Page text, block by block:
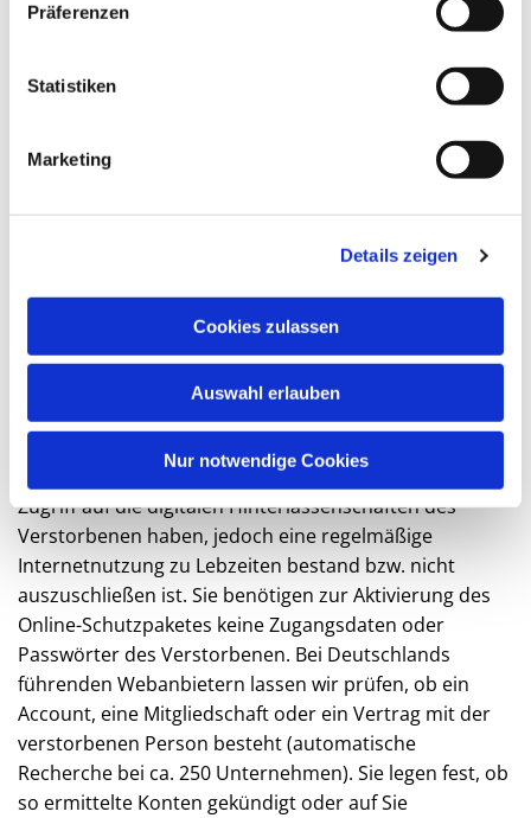
Präferenzen
Statistiken
Marketing
Details zeigen
Cookies zulassen
Auswahl erlauben
Nur notwendige Cookies
Digitaler Nachlass
Zusätzlich bieten wir Ihnen die Möglichkeit auch den
digitalen Nachlass des Verstorbenen regeln zu lassen.
Diese vielfach ausgezeichnete Zusatzleistung ist
sinnvoll, wenn Sie keine Kenntnis und/oder keinen
Zugriff auf die digitalen Hinterlassenschaften des
Verstorbenen haben, jedoch eine regelmäßige
Internetnutzung zu Lebzeiten bestand bzw. nicht
auszuschließen ist. Sie benötigen zur Aktivierung des
Online-Schutzpaketes keine Zugangsdaten oder
Passwörter des Verstorbenen. Bei Deutschlands
führenden Webanbietern lassen wir prüfen, ob ein
Account, eine Mitgliedschaft oder ein Vertrag mit der
verstorbenen Person besteht (automatische
Recherche bei ca. 250 Unternehmen). Sie legen fest, ob
so ermittelte Konten gekündigt oder auf Sie